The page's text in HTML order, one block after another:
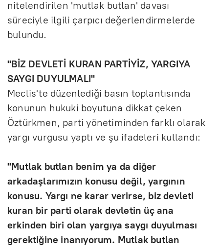
nitelendirilen 'mutlak butlan' davası
süreciyle ilgili çarpıcı değerlendirmelerde
bulundu.
''BİZ DEVLETİ KURAN PARTİYİZ, YARGIYA
SAYGI DUYULMALI''
Meclis'te düzenlediği basın toplantısında
konunun hukuki boyutuna dikkat çeken
Öztürkmen, parti yönetiminden farklı olarak
yargı vurgusu yaptı ve şu ifadeleri kullandı:
"Mutlak butlan benim ya da diğer
arkadaşlarımızın konusu değil, yargının
konusu. Yargı ne karar verirse, biz devleti
kuran bir parti olarak devletin üç ana
erkinden biri olan yargıya saygı duyulması
gerektiğine inanıyorum. Mutlak butlan